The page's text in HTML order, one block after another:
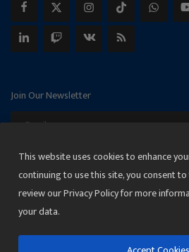
Join Our Newsletter
Terms & Conditions
This website uses cookies to enhance
continuing to use this site, you consent
review our Privacy Policy for more
your data.